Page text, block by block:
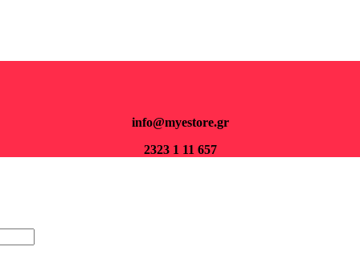
info@myestore.gr
2323 1 11 657